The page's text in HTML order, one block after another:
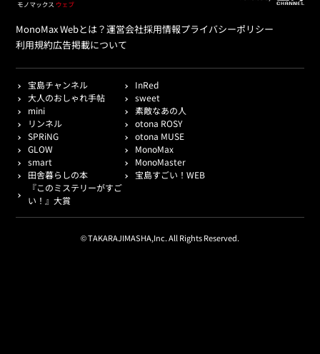
MonoMax Webとは？運営会社採用情報プライバシーポリシー
利用規約広告掲載について
宝島チャンネル
InRed
大人のおしゃれ手帖
sweet
mini
素敵なあの人
リンネル
otona ROSY
SPRiNG
otona MUSE
GLOW
MonoMax
smart
MonoMaster
田舎暮らしの本
宝島すごい！WEB
『このミステリーがすご
い！』大賞
© TAKARAJIMASHA,Inc. All Rights Reserved.